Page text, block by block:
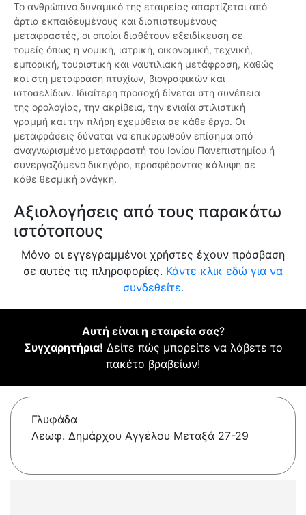
Το ανθρώπινο δυναμικό της εταιρείας απαρτίζεται από
άρτια εκπαιδευμένους και διαπιστευμένους
μεταφραστές, οι οποίοι διαθέτουν εξειδίκευση σε
τομείς όπως η νομική, ιατρική, οικονομική, τεχνική,
εμπορική, τουριστική και ναυτιλιακή μετάφραση, καθώς
και στη μετάφραση πτυχίων, βιογραφικών και
ιστοσελίδων. Ιδιαίτερη προσοχή δίνεται στη συνέπεια
της ορολογίας, την ακρίβεια, την ενιαία στιλιστική
γραμμή και την πλήρη εχεμύθεια σε κάθε έργο. Οι
μεταφράσεις δύναται να επικυρωθούν επίσημα από
αναγνωρισμένο μεταφραστή του Ιονίου Πανεπιστημίου ή
συνεργαζόμενο δικηγόρο, προσφέροντας κάλυψη σε
κάθε θεσμική ανάγκη.
Αξιολογήσεις από τους παρακάτω
ιστότοπους
Μόνο οι εγγεγραμμένοι χρήστες έχουν πρόσβαση
σε αυτές τις πληροφορίες. Κάντε κλικ εδώ για να
συνδεθείτε.
Αυτή είναι η εταιρεία σας?
Συγχαρητήρια! Δείτε πώς μπορείτε να λάβετε το
πακέτο βραβείων!
Γλυφάδα
Λεωφ. Δημάρχου Αγγέλου Μεταξά 27-29